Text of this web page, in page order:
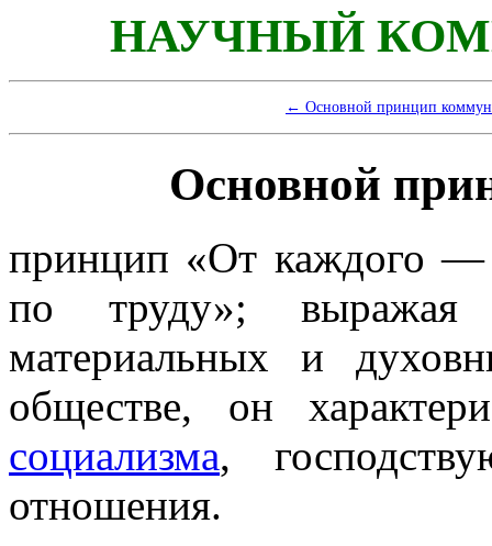
НАУЧНЫЙ
← Основной принцип
Основной
принцип «От каждого
по труду»; выражая
материальных и
обществе, он
социализма,
отношения.